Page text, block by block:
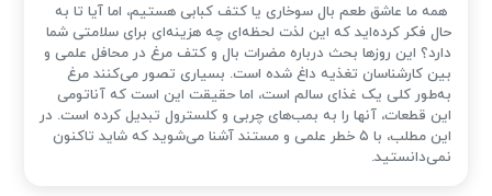
همه ما عاشق طعم بال سوخاری یا کتف کبابی هستیم، اما آیا تا به
حال فکر کرده‌اید که این لذت لحظه‌ای چه هزینه‌ای برای سلامتی شما
دارد؟ این روزها بحث درباره مضرات بال و کتف مرغ در محافل علمی و
بین کارشناسان تغذیه داغ شده است. بسیاری تصور می‌کنند مرغ
به‌طور کلی یک غذای سالم است، اما حقیقت این است که آناتومی
این قطعات، آنها را به بمب‌های چربی و کلسترول تبدیل کرده است. در
این مطلب، با ۵ خطر علمی و مستند آشنا می‌شوید که شاید تاکنون
نمی‌دانستید.